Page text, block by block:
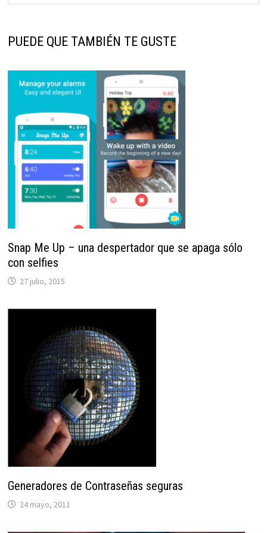
PUEDE QUE TAMBIÉN TE GUSTE
Snap Me Up – una despertador que se apaga sólo
con selfies
27 julio, 2015
Generadores de Contraseñas seguras
24 mayo, 2011